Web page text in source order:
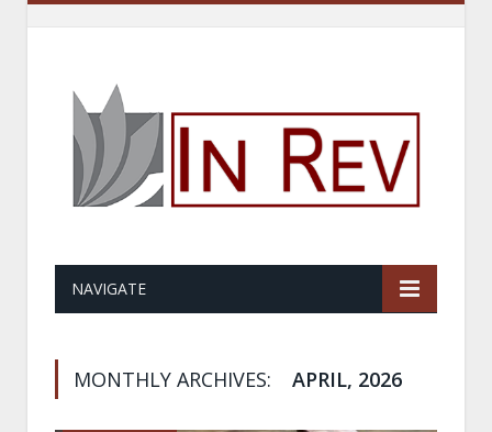
NAVIGATE
MONTHLY ARCHIVES: APRIL, 2026